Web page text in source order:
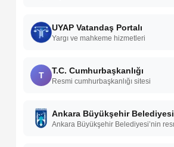
UYAP Vatandaş Portalı
Yargı ve mahkeme hizmetleri
T T.C. Cumhurbaşkanlığı
Resmi cumhurbaşkanlığı sitesi
Ankara Büyükşehir Belediyesi